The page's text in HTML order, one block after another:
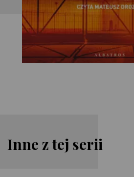
Inne z tej serii